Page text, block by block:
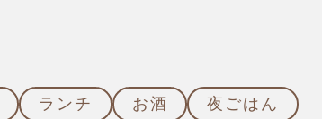
ランチ お酒 夜ごはん